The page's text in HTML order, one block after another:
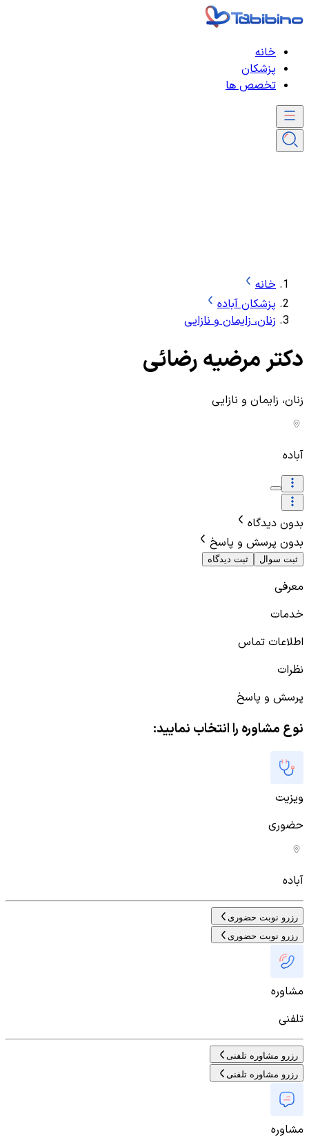
خانه
پزشکان
تخصص ها
خانه
پزشکان آباده
زنان، زایمان و نازایی
دکتر مرضیه رضائی
زنان، زایمان و نازایی
آباده
بدون دیدگاه
بدون پرسش و پاسخ
ثبت سوال ثبت دیدگاه
معرفی
خدمات
اطلاعات تماس
نظرات
پرسش و پاسخ
نوع مشاوره را انتخاب نمایید:
ویزیت
حضوری
آباده
رزرو نوبت حضوری
رزرو نوبت حضوری
مشاوره
تلفنی
رزرو مشاوره تلفنی
رزرو مشاوره تلفنی
مشاوره